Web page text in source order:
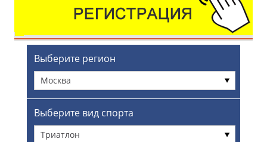
Выберите регион
Москва
Выберите вид спорта
Триатлон